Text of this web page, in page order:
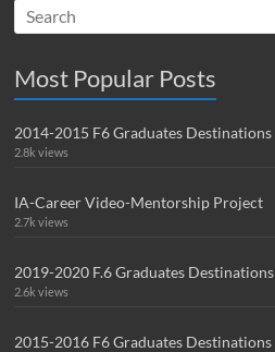
Most Popular Posts
2014-2015 F6 Graduates Destinations
2.8k views
IA-Career Video-Mentorship Project
2.7k views
2019-2020 F.6 Graduates Destinations
2.6k views
2015-2016 F6 Graduates Destinations